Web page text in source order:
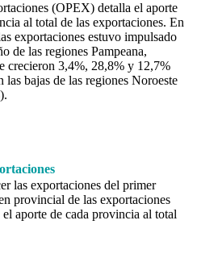
(OPEX) detalla el aporte
al total de las exportaciones. En
exportaciones estuvo impulsado
de las regiones Pampeana,
crecieron 3,4%, 28,8% y 12,7%
las bajas de las regiones Noroeste
las exportaciones del primer
provincial de las exportaciones
aporte de cada provincia al total